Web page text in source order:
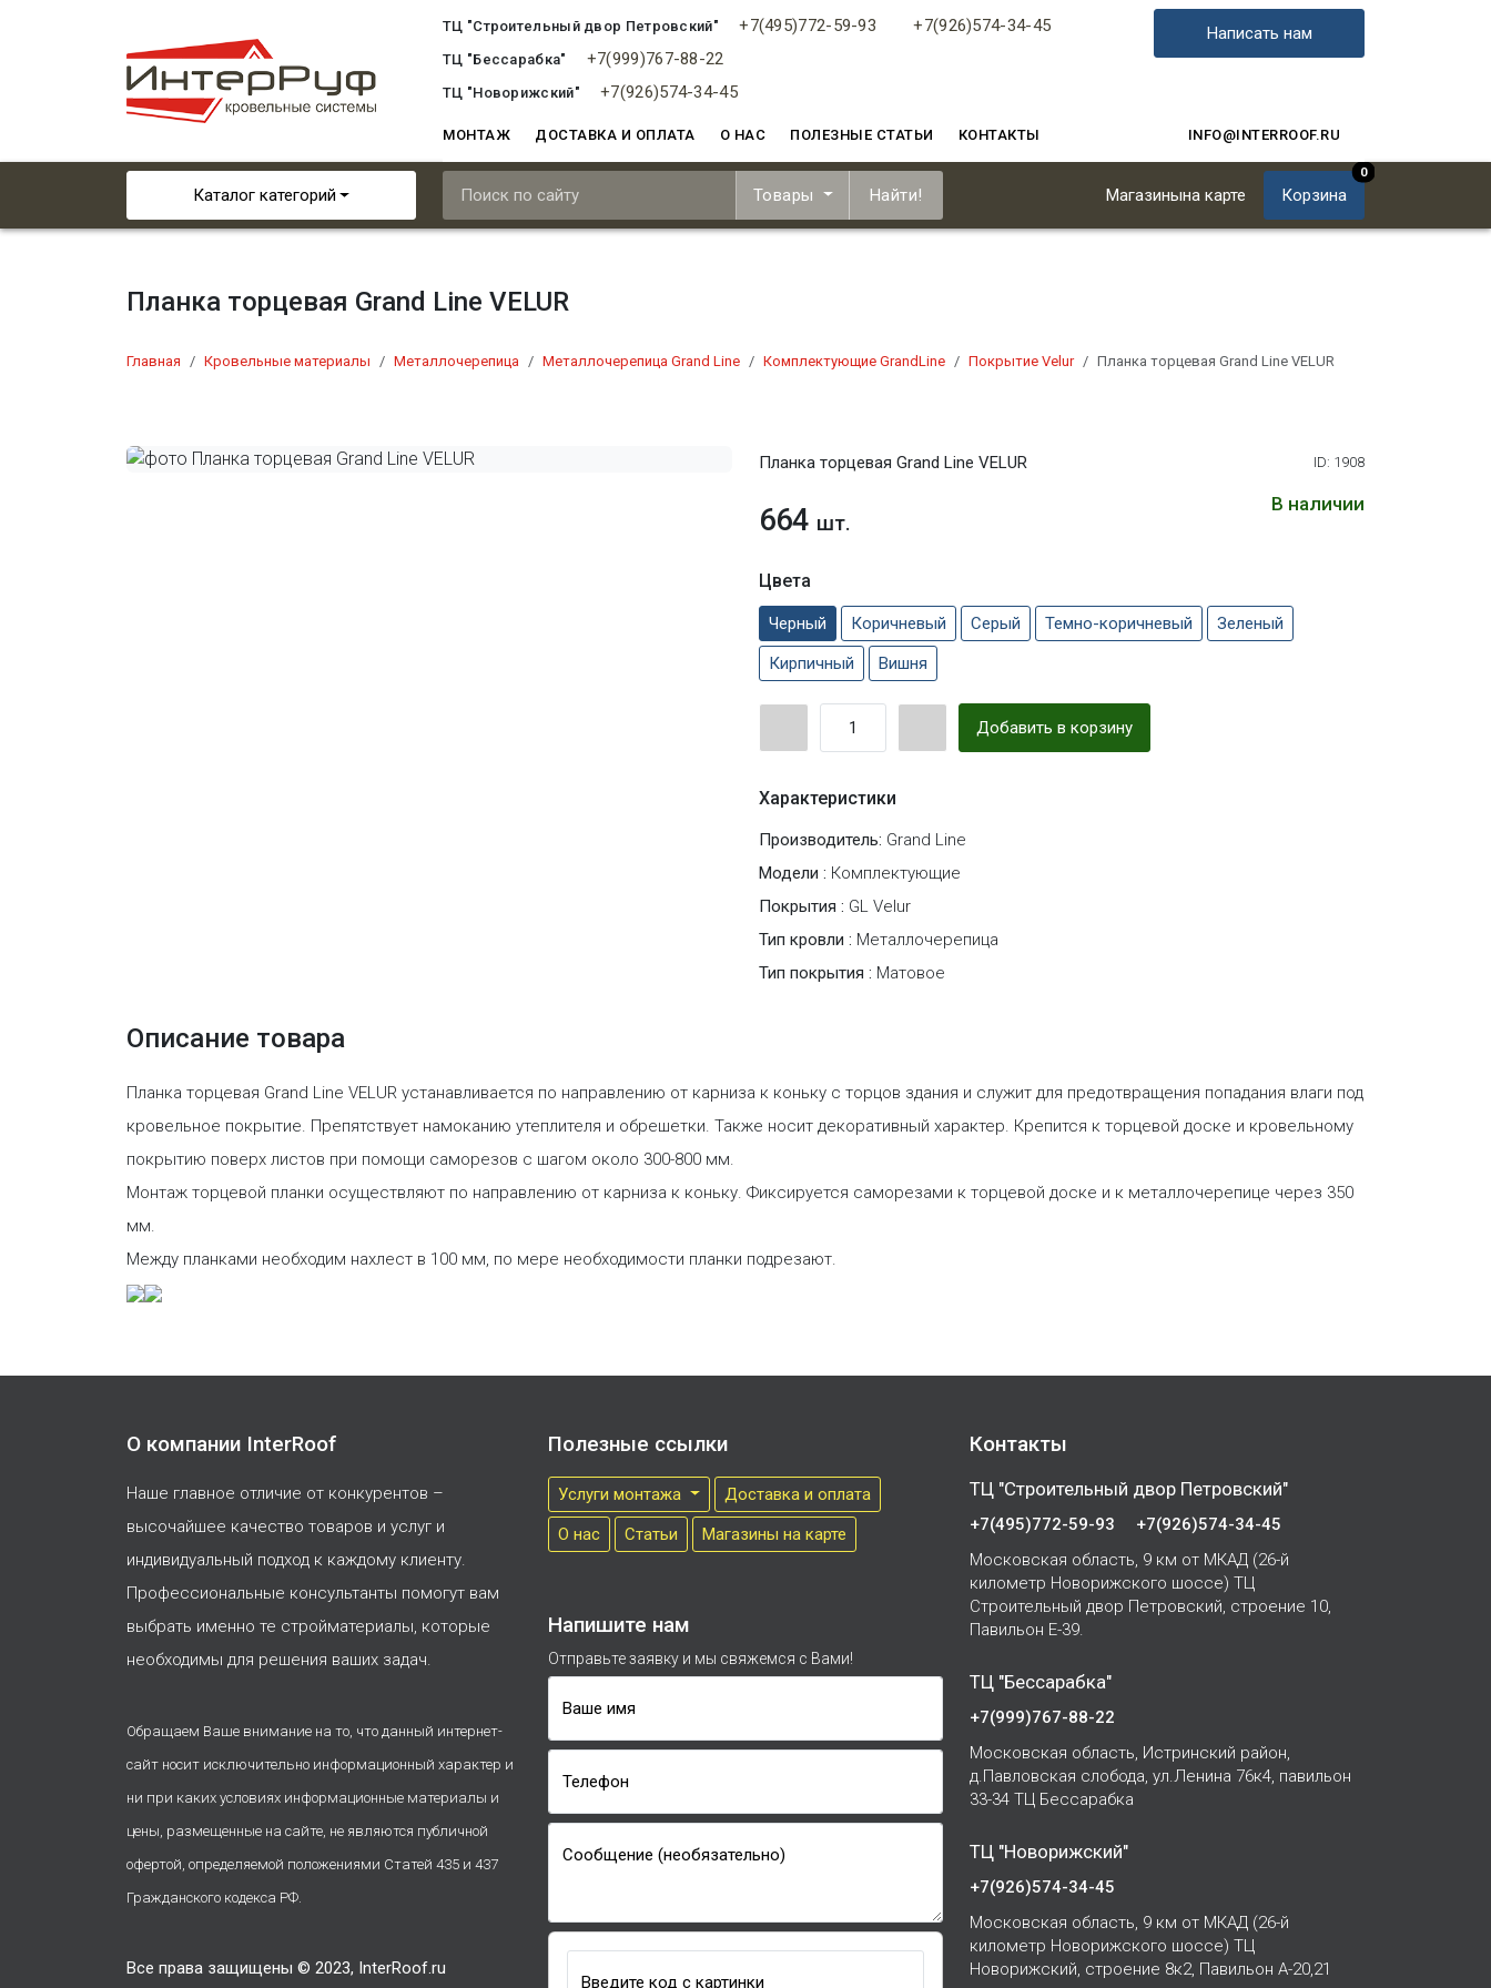
ТЦ "Строительный двор Петровский" +7(495)772-59-93 +7(926)574-34-45
ТЦ "Бессарабка" +7(999)767-88-22
ТЦ "Новорижский" +7(926)574-34-45
Написать нам
МОНТАЖ ДОСТАВКА И ОПЛАТА О НАС ПОЛЕЗНЫЕ СТАТЬИ КОНТАКТЫ INFO@INTERROOF.RU
Каталог категорий Товары Найти! Магазинына карте Корзина
0
Планка торцевая Grand Line VELUR
Главная Кровельные материалы Металлочерепица Металлочерепица Grand Line Комплектующие GrandLine Покрытие Velur Планка торцевая Grand Line VELUR
Планка торцевая Grand Line VELUR ID: 1908
В наличии
664 шт.
Цвета
Черный Коричневый Серый Темно-коричневый Зеленый
Кирпичный Вишня
Добавить в корзину
Характеристики
Производитель: Grand Line
Модели : Комплектующие
Покрытия : GL Velur
Тип кровли : Металлочерепица
Тип покрытия : Матовое
Описание товара
Планка торцевая Grand Line VELUR устанавливается по направлению от карниза к коньку с торцов здания и служит для предотвращения попадания влаги под
кровельное покрытие. Препятствует намоканию утеплителя и обрешетки. Также носит декоративный характер. Крепится к торцевой доске и кровельному
покрытию поверх листов при помощи саморезов с шагом около 300-800 мм.
Монтаж торцевой планки осуществляют по направлению от карниза к коньку. Фиксируется саморезами к торцевой доске и к металлочерепице через 350
мм.
Между планками необходим нахлест в 100 мм, по мере необходимости планки подрезают.
О компании InterRoof
Наше главное отличие от конкурентов –
высочайшее качество товаров и услуг и
индивидуальный подход к каждому клиенту.
Профессиональные консультанты помогут вам
выбрать именно те стройматериалы, которые
необходимы для решения ваших задач.
Обращаем Ваше внимание на то, что данный интернет-
сайт носит исключительно информационный характер и
ни при каких условиях информационные материалы и
цены, размещенные на сайте, не являются публичной
офертой, определяемой положениями Статей 435 и 437
Гражданского кодекса РФ.
Все права защищены © 2023, InterRoof.ru
Полезные ссылки
Услуги монтажа
Доставка и оплата
О нас
Cтатьи Магазины на карте
Напишите нам
Отправьте заявку и мы свяжемся с Вами!
Ваше имя
Телефон
Сообщение (необязательно)
Введите код с картинки
Контакты
ТЦ "Строительный двор Петровский"
+7(495)772-59-93
+7(926)574-34-45
Московская область, 9 км от МКАД (26-й
километр Новорижского шоссе) ТЦ
Строительный двор Петровский, строение 10,
Павильон Е-39.
ТЦ "Бессарабка"
+7(999)767-88-22
Московская область, Истринский район,
д.Павловская слобода, ул.Ленина 76к4, павильон
33-34 ТЦ Бессарабка
ТЦ "Новорижский"
+7(926)574-34-45
Московская область, 9 км от МКАД (26-й
километр Новорижского шоссе) ТЦ
Новорижский, строение 8к2, Павильон А-20,21